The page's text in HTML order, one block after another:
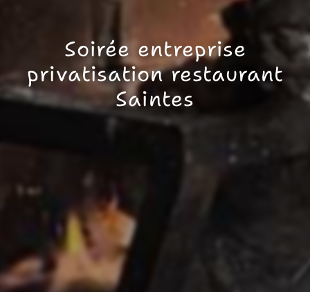
Soirée entreprise
privatisation restaurant
Saintes